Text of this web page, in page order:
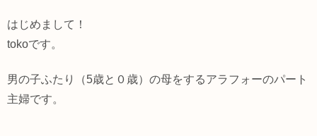
はじめまして！
tokoです。
男の子ふたり（5歳と０歳）の母をするアラフォーのパート
主婦です。